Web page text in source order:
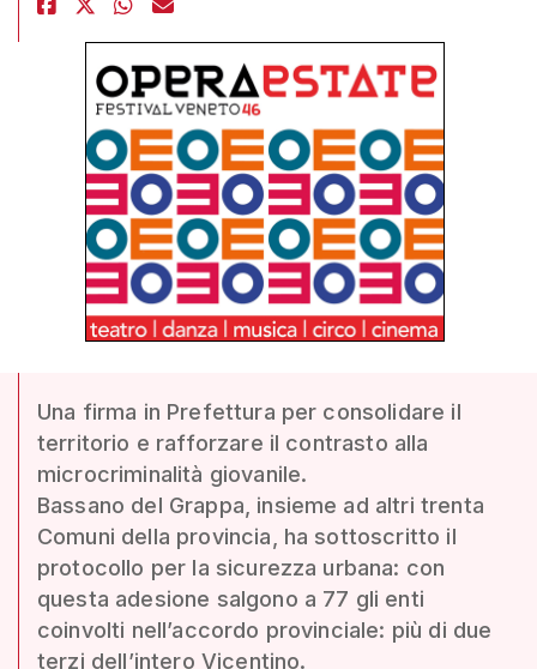
Una firma in Prefettura per consolidare il
territorio e rafforzare il contrasto alla
microcriminalità giovanile.
Bassano del Grappa, insieme ad altri trenta
Comuni della provincia, ha sottoscritto il
protocollo per la sicurezza urbana: con
questa adesione salgono a 77 gli enti
coinvolti nell’accordo provinciale: più di due
terzi dell’intero Vicentino.